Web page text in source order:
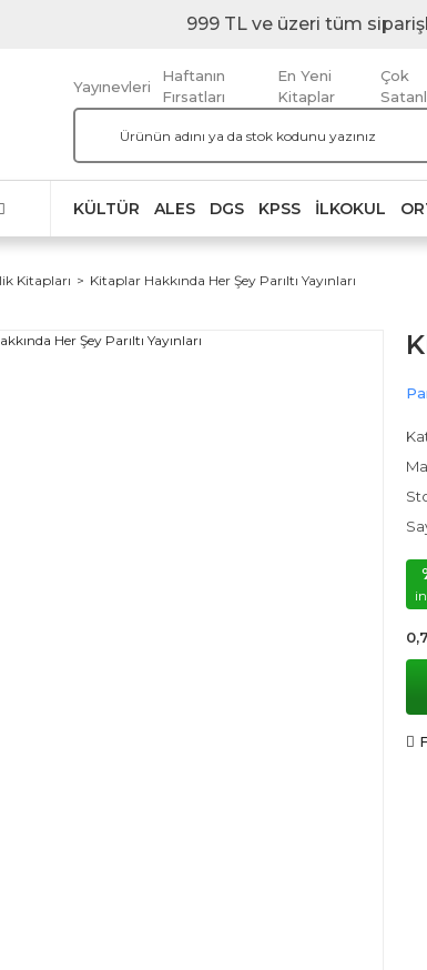
999 TL ve üzeri tüm
Yayınevleri
Haftanın
Fırsatları
En Yeni
Kitaplar
Çok
KÜLTÜR ALES DGS KPSS İLKOKUL
Kitapları Kitaplar Hakkında Her Şey Parıltı Yayınları